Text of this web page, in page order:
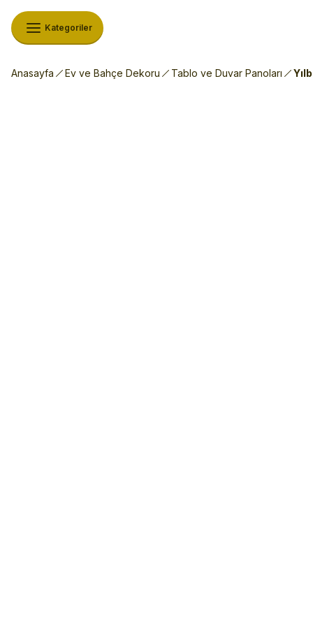
Kategoriler
Anasayfa Ev ve Bahçe Dekoru Tablo ve Duvar Panoları